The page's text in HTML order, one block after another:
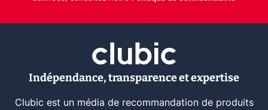
Indépendance, transparence et expertise
Clubic est un média de recommandation de produits